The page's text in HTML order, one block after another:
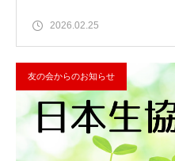
2026.02.25
友の会からのお知らせ